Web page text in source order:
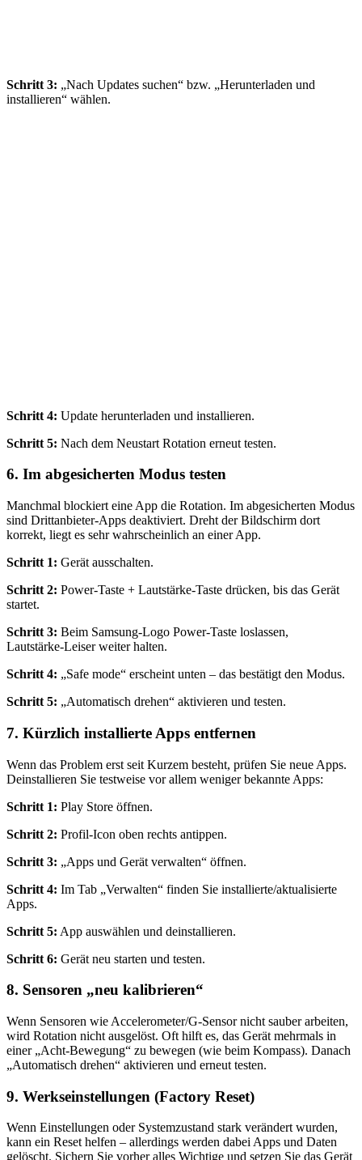
Schritt 3: „Nach Updates suchen“ bzw. „Herunterladen und
installieren“ wählen.
Schritt 4: Update herunterladen und installieren.
Schritt 5: Nach dem Neustart Rotation erneut testen.
6. Im abgesicherten Modus testen
Manchmal blockiert eine App die Rotation. Im abgesicherten Modus
sind Drittanbieter‑Apps deaktiviert. Dreht der Bildschirm dort
korrekt, liegt es sehr wahrscheinlich an einer App.
Schritt 1: Gerät ausschalten.
Schritt 2: Power‑Taste + Lautstärke‑Taste drücken, bis das Gerät
startet.
Schritt 3: Beim Samsung‑Logo Power‑Taste loslassen,
Lautstärke‑Leiser weiter halten.
Schritt 4: „Safe mode“ erscheint unten – das bestätigt den Modus.
Schritt 5: „Automatisch drehen“ aktivieren und testen.
7. Kürzlich installierte Apps entfernen
Wenn das Problem erst seit Kurzem besteht, prüfen Sie neue Apps.
Deinstallieren Sie testweise vor allem weniger bekannte Apps:
Schritt 1: Play Store öffnen.
Schritt 2: Profil‑Icon oben rechts antippen.
Schritt 3: „Apps und Gerät verwalten“ öffnen.
Schritt 4: Im Tab „Verwalten“ finden Sie installierte/aktualisierte
Apps.
Schritt 5: App auswählen und deinstallieren.
Schritt 6: Gerät neu starten und testen.
8. Sensoren „neu kalibrieren“
Wenn Sensoren wie Accelerometer/G‑Sensor nicht sauber arbeiten,
wird Rotation nicht ausgelöst. Oft hilft es, das Gerät mehrmals in
einer „Acht‑Bewegung“ zu bewegen (wie beim Kompass). Danach
„Automatisch drehen“ aktivieren und erneut testen.
9. Werkseinstellungen (Factory Reset)
Wenn Einstellungen oder Systemzustand stark verändert wurden,
kann ein Reset helfen – allerdings werden dabei Apps und Daten
gelöscht. Sichern Sie vorher alles Wichtige und setzen Sie das Gerät